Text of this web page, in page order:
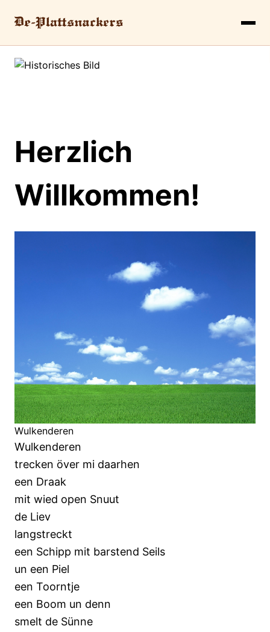
Herzlich
Willkommen!
Wulkenderen
Wulkenderen
trecken över mi daarhen
een Draak
mit wied open Snuut
de Liev
langstreckt
een Schipp mit barstend Seils
un een Piel
een Toorntje
een Boom un denn
smelt de Sünne